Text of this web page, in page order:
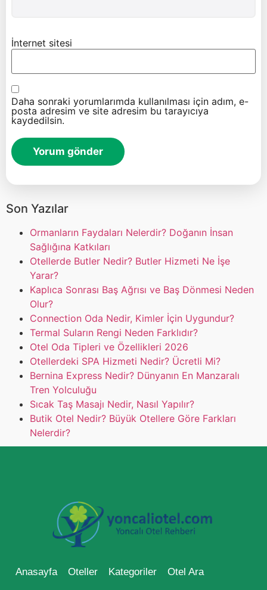
İnternet sitesi
Daha sonraki yorumlarımda kullanılması için adım, e-
posta adresim ve site adresim bu tarayıcıya
kaydedilsin.
Son Yazılar
Ormanların Faydaları Nelerdir? Doğanın İnsan
Sağlığına Katkıları
Otellerde Butler Nedir? Butler Hizmeti Ne İşe
Yarar?
Kaplıca Sonrası Baş Ağrısı ve Baş Dönmesi Neden
Olur?
Connection Oda Nedir, Kimler İçin Uygundur?
Termal Suların Rengi Neden Farklıdır?
Otel Oda Tipleri ve Özellikleri 2026
Otellerdeki SPA Hizmeti Nedir? Ücretli Mi?
Bernina Express Nedir? Dünyanın En Manzaralı
Tren Yolculuğu
Sıcak Taş Masajı Nedir, Nasıl Yapılır?
Butik Otel Nedir? Büyük Otellere Göre Farkları
Nelerdir?
Anasayfa Oteller Kategoriler Otel Ara